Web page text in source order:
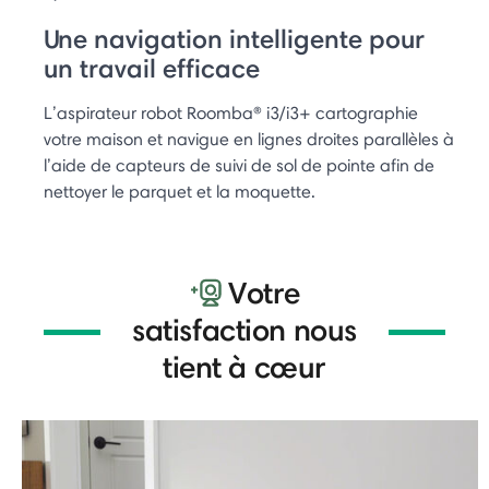
Une navigation intelligente pour
un travail efficace
L’aspirateur robot Roomba® i3/i3+ cartographie
votre maison et navigue en lignes droites parallèles à
l’aide de capteurs de suivi de sol de pointe afin de
nettoyer le parquet et la moquette.
Votre
satisfaction nous
tient à cœur